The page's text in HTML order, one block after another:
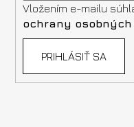
Vložením e-mailu
ochrany osobných
PRIHLÁSIŤ SA